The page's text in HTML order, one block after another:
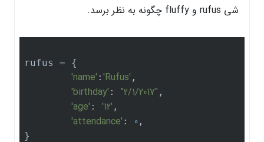
شی rufus و fluffy چگونه به نظر برسد.
rufus = {
'name' : 'Rufus' ,
'birthday' : "2/1/2017" ,
'age' : '12' ,
'attendance' : 0 ,
}